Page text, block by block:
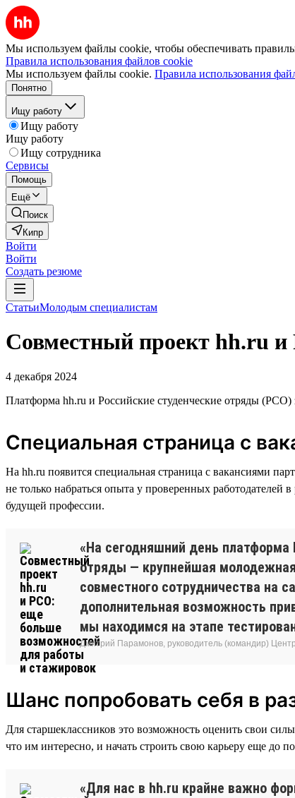
Мы используем файлы cookie, чтобы обеспечивать
Правила использования файлов cookie
Мы используем файлы cookie. Правила использования
Понятно
Ищу работу
Ищу работу
Ищу работу
Ищу сотрудника
Сервисы
Помощь
Ещё
Поиск
Кипр
Войти
Войти
Создать резюме
СтатьиМолодым специалистам
Совместный проект hh.ru
4 декабря 2024
Платформа hh.ru и Российские студенческие отряды (РСО)
Специальная страница с
На hh.ru появится специальная страница с вакансиями
не только набраться опыта у проверенных работодателей
будущей профессии.
«На сегодняшний день платформа
отряды — крупнейшая
совместного сотрудничества на
дополнительная возможность
мы находимся на этапе
Дмитрий Парамонов, руководитель (командир)
Шанс попробовать себя в
Для старшеклассников это возможность оценить свои
что им интересно, и начать строить свою карьеру еще до
«Для нас в hh.ru крайне важно